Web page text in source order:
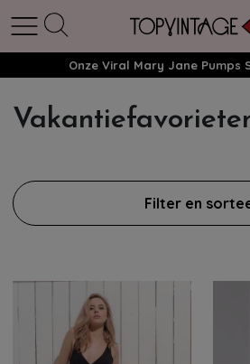
Onze Viral Mary Jane Pumps
Filter en